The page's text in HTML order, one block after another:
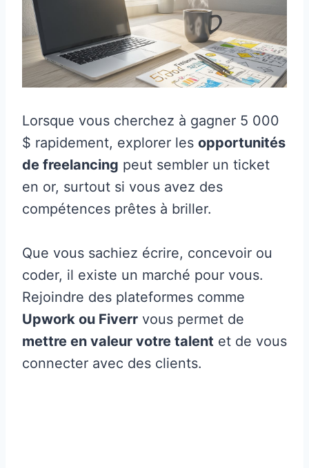
Lorsque vous cherchez à gagner 5 000
$ rapidement, explorer les opportunités
de freelancing peut sembler un ticket
en or, surtout si vous avez des
compétences prêtes à briller.
Que vous sachiez écrire, concevoir ou
coder, il existe un marché pour vous.
Rejoindre des plateformes comme
Upwork ou Fiverr vous permet de
mettre en valeur votre talent et de vous
connecter avec des clients.